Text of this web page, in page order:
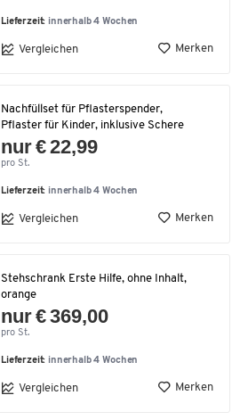
Lieferzeit: innerhalb 4 Wochen
Vergleichen Merken
Nachfüllset für Pflasterspender,
Pflaster für Kinder, inklusive Schere
nur € 22,99
pro St.
Lieferzeit: innerhalb 4 Wochen
Vergleichen Merken
Stehschrank Erste Hilfe, ohne Inhalt,
orange
nur € 369,00
pro St.
Lieferzeit: innerhalb 4 Wochen
Vergleichen Merken